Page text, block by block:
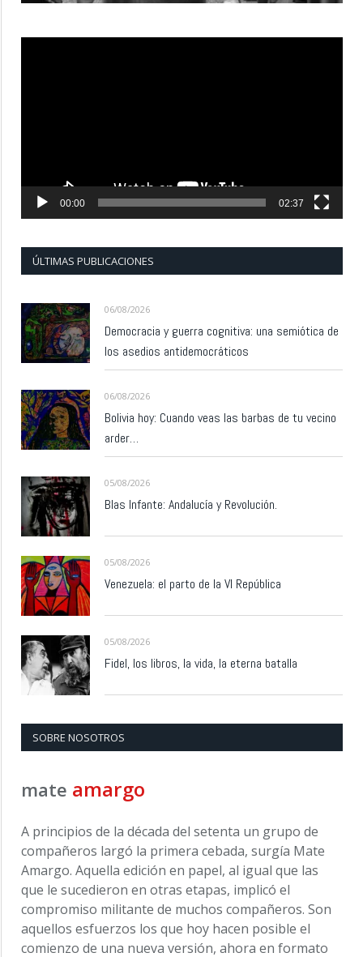
00:00 02:37
ÚLTIMAS PUBLICACIONES
06/08/2026
Democracia y guerra cognitiva: una semiótica de
los asedios antidemocráticos
06/08/2026
Bolivia hoy: Cuando veas las barbas de tu vecino
arder…
05/08/2026
Blas Infante: Andalucía y Revolución.
05/08/2026
Venezuela: el parto de la VI República
05/08/2026
Fidel, los libros, la vida, la eterna batalla
SOBRE NOSOTROS
mate amargo
A principios de la década del setenta un grupo de
compañeros largó la primera cebada, surgía Mate
Amargo. Aquella edición en papel, al igual que las
que le sucedieron en otras etapas, implicó el
compromiso militante de muchos compañeros. Son
aquellos esfuerzos los que hoy hacen posible el
comienzo de una nueva versión, ahora en formato